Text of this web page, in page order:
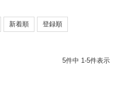
新着順
登録順
5件中 1-5件表示